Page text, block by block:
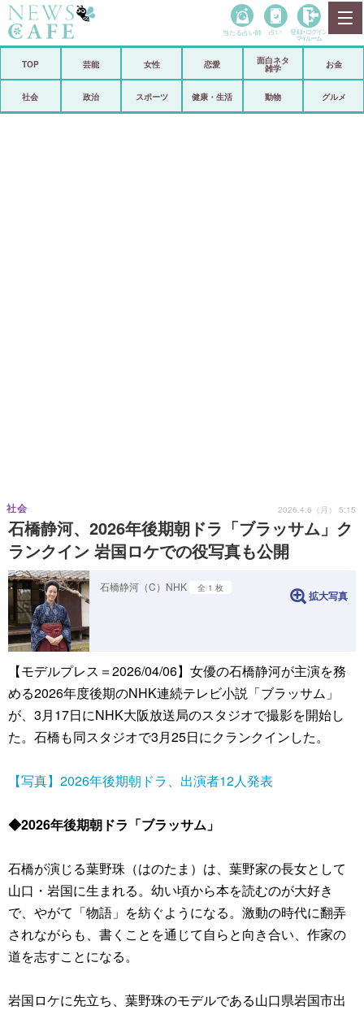
政治
当たる占い師 占い 登録• ログイン
マイルーム
TOP 芸能 女性 恋愛
面白ネタ
雑学
お金
社会 政治 スポーツ 健康・生活 動物 グルメ
石橋静河、2026年後期朝ドラ「ブラッサム」ク
ランクイン 岩国ロケでの役写真も公開
社会 2026.4.6（月） 5:15
石橋静河（C）NHK 全 1 枚
拡大写真
【モデルプレス＝2026/04/06】女優の石橋静河が主演を務
める2026年度後期のNHK連続テレビ小説「ブラッサム」
が、3月17日にNHK大阪放送局のスタジオで撮影を開始し
た。石橋も同スタジオで3月25日にクランクインした。
【写真】2026年後期朝ドラ、出演者12人発表
◆2026年後期朝ドラ「ブラッサム」
石橋が演じる葉野珠（はのたま）は、葉野家の長女として
山口・岩国に生まれる。幼い頃から本を読むのが大好き
で、やがて「物語」を紡ぐようになる。激動の時代に翻弄
されながらも、書くことを通じて自らと向き合い、作家の
道を志すことになる。
岩国ロケに先立ち、葉野珠のモデルである山口県岩国市出